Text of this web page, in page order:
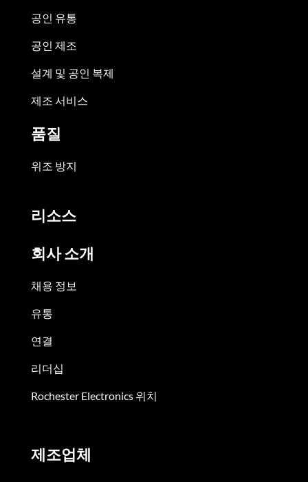
공인 유통
공인 제조
설계 및 공인 복제
제조 서비스
품질
위조 방지
리소스
회사 소개
채용 정보
유통
연결
리더십
Rochester Electronics 위치
제조업체